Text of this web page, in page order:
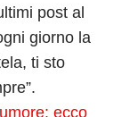
post al
giorno la
ti sto
ecco